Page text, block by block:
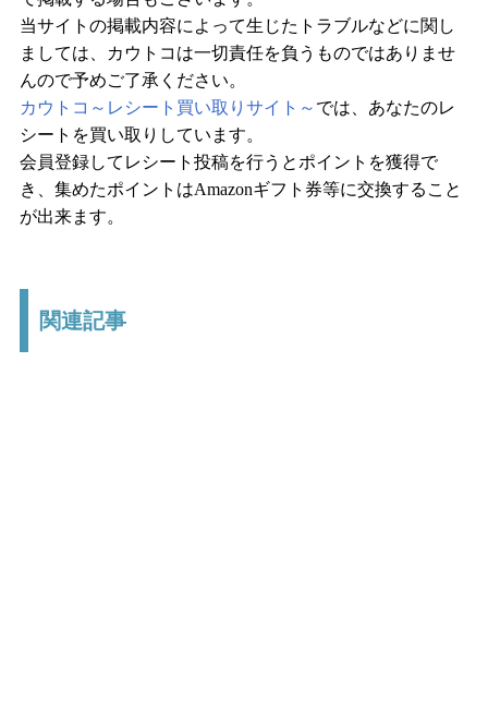
当サイトの掲載内容によって生じたトラブルなどに関し
ましては、カウトコは一切責任を負うものではありませ
んので予めご了承ください。
カウトコ～レシート買い取りサイト～ では、あなたのレ
シートを買い取りしています。
会員登録してレシート投稿を行うとポイントを獲得で
き、集めたポイントはAmazonギフト券等に交換すること
が出来ます。
関連記事